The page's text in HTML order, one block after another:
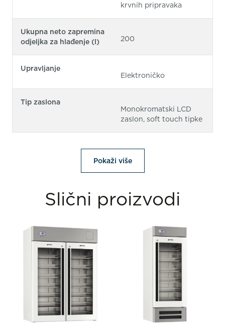
krvnih pripravaka
Ukupna neto zapremina
odjeljka za hlađenje (l)
200
Upravljanje
Elektroničko
Tip zaslona
Monokromatski LCD
zaslon, soft touch tipke
Pokaži više
Slični proizvodi